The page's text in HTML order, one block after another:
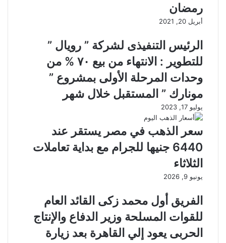
رمضان
أبريل 20, 2021
الرئيس التنفيذى لشركة ” رويال ”
للتطوير : الانتهاء من بيع ٧٠ % من
وحدات المرحلة الأولى بمشروع ”
مونارك ” المستقبل خلال شهر
يوليو 17, 2023
سعر الذهب في مصر يستقر عند
6440 جنيها للجرام مع بداية تعاملات
الثلاثاء
يونيو 9, 2026
الفريق أول محمد زكى القائد العام
للقوات المسلحة وزير الدفاع والإنتاج
الحربى يعود إلي القاهرة بعد زيارة